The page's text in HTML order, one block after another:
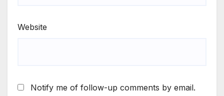
Website
Notify me of follow-up comments by email.